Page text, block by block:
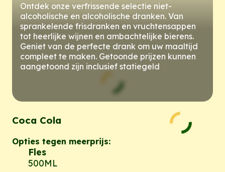
Ontdek onze verfrissende selectie niet-
alcoholische en alcoholische dranken. Van
sprankelende frisdranken en vruchtensappen
tot heerlijke wijnen en ambachtelijke bierens.
Geniet van de perfecte drank om uw maaltijd
compleet te maken. Getoonde prijzen kunnen
aangetoond zijn inclusief statiegeld
Coca Cola
Opties tegen meerprijs:
Fles
500ML